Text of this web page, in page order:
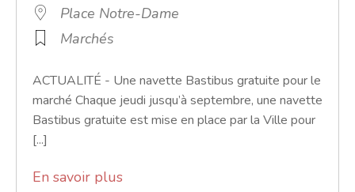
Place Notre-Dame
Marchés
ACTUALITÉ - Une navette Bastibus gratuite pour le
marché Chaque jeudi jusqu’à septembre, une navette
Bastibus gratuite est mise en place par la Ville pour
[...]
En savoir plus